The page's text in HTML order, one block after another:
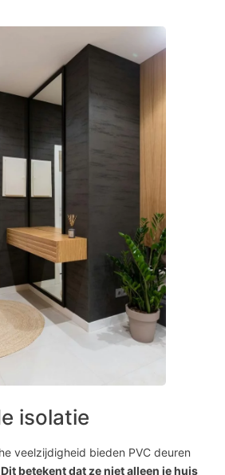
isolatie
veelzijdigheid bieden PVC deuren
Dit betekent dat ze niet alleen je huis